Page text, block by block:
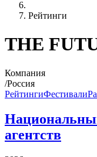
Рейтинги
THE
Компания
/Россия
РейтингиФестивали
агентств